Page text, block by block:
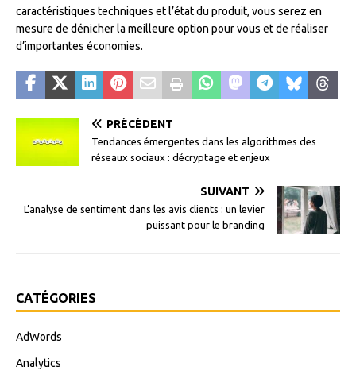
caractéristiques techniques et l’état du produit, vous serez en
mesure de dénicher la meilleure option pour vous et de réaliser
d’importantes économies.
PRÉCÉDENT
Tendances émergentes dans les algorithmes des
réseaux sociaux : décryptage et enjeux
SUIVANT
L’analyse de sentiment dans les avis clients : un levier
puissant pour le branding
CATÉGORIES
AdWords
Analytics